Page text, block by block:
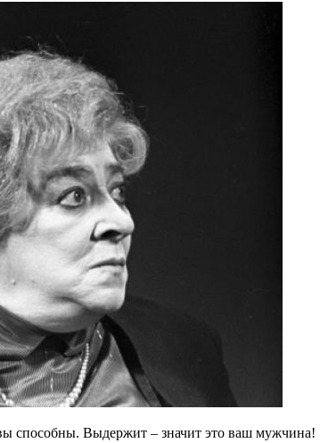
способны. Выдержит – значит это ваш мужчина!